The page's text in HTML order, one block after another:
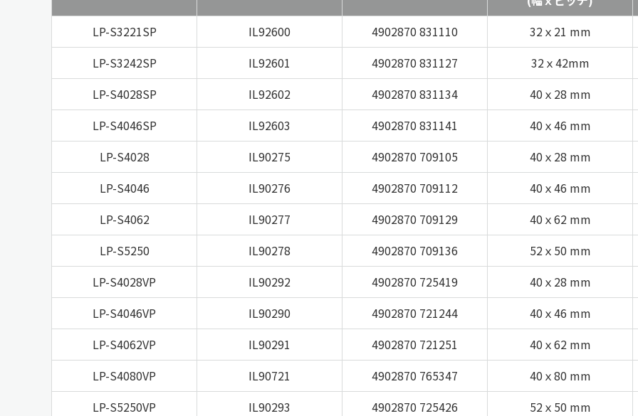
LP-S3221SP IL92600 4902870 831110 32ｘ21 mm
LP-S3242SP
IL92601 4902870 831127 32ｘ42mm
LP-S4028SP
IL92602 4902870 831134 40ｘ28 mm
LP-S4046SP
IL92603 4902870 831141 40ｘ46 mm
LP-S4028
IL90275 4902870 709105 40ｘ28 mm
LP-S4046
IL90276 4902870 709112 40ｘ46 mm
LP-S4062
IL90277 4902870 709129 40ｘ62 mm
LP-S5250
IL90278 4902870 709136 52ｘ50 mm
LP-S4028VP
IL90292 4902870 725419 40ｘ28 mm
LP-S4046VP
IL90290 4902870 721244 40ｘ46 mm
LP-S4062VP
IL90291 4902870 721251 40ｘ62 mm
LP-S4080VP
IL90721 4902870 765347 40ｘ80 mm
LP-S5250VP
IL90293 4902870 725426 52ｘ50 mm